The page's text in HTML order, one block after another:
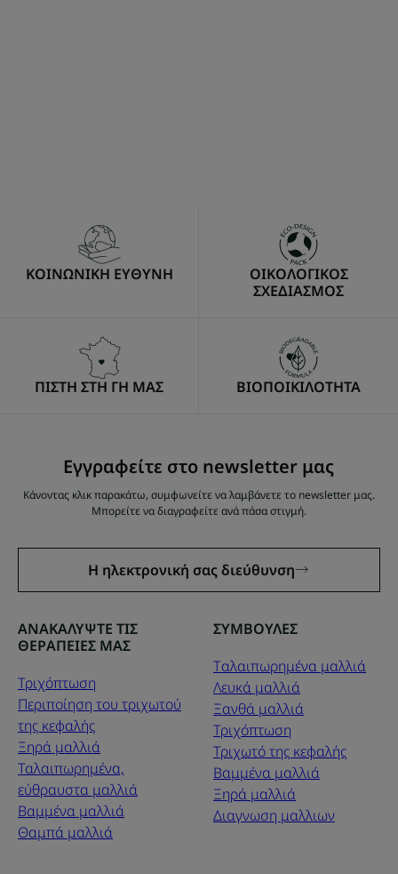
ΚΟΙΝΩΝΙΚΗ ΕΥΘΥΝΗ
ΟΙΚΟΛΟΓΙΚΟΣ
ΣΧΕΔΙΑΣΜΟΣ
ΠΙΣΤΗ ΣΤΗ ΓΗ ΜΑΣ ΒΙΟΠΟΙΚΙΛΟΤΗΤΑ
Εγγραφείτε στο newsletter μας
Κάνοντας κλικ παρακάτω, συμφωνείτε να λαμβάνετε το newsletter μας.
Μπορείτε να διαγραφείτε ανά πάσα στιγμή.
Η ηλεκτρονική σας διεύθυνση
ΑΝΑΚΑΛΥΨΤΕ ΤΙΣ
ΘΕΡΑΠΕΙΕΣ ΜΑΣ
Τριχόπτωση
Περιποίηση του τριχωτού
της κεφαλής
Ξηρά μαλλιά
Ταλαιπωρημένα,
εύθραυστα μαλλιά
Βαμμένα μαλλιά
Θαμπά μαλλιά
ΣΥΜΒΟΥΛΕΣ
Tαλαιπωρημένα μαλλιά
Λευκά μαλλιά
Ξανθά μαλλιά
Τριχόπτωση
Τριχωτό της κεφαλής
Βαμμένα μαλλιά
Ξηρά μαλλιά
Διαγνωση μαλλιων